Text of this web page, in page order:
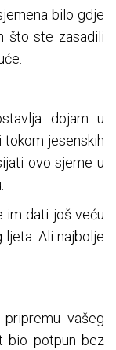
bilo gdje
što ste zasadili
dojam u
tokom jesenskih
ovo sjeme u
im dati još veću
Ali najbolje
vašeg
bio potpun bez